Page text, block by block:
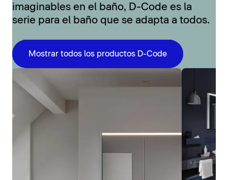
imaginables en el baño, D-Code es la
serie para el baño que se adapta a todos.
Mostrar todos los productos D-Code